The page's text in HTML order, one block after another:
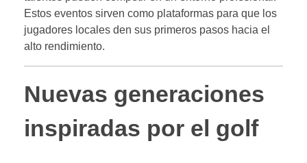
Estos eventos sirven como plataformas para que los
jugadores locales den sus primeros pasos hacia el
alto rendimiento.
Nuevas generaciones
inspiradas por el golf